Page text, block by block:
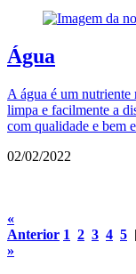
Água
A água é um
limpa e facilmente a
com qualidade e bem
02/02/2022
«
Anterior 1 2 3 4 5
»